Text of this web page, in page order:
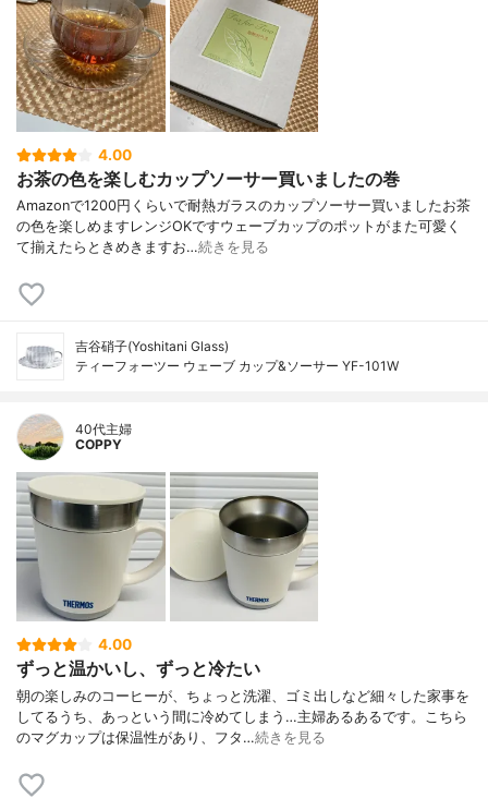
4.00
お茶の色を楽しむカップソーサー買いましたの巻
Amazonで1200円くらいで耐熱ガラスのカップソーサー買いましたお茶
の色を楽しめますレンジOKですウェーブカップのポットがまた可愛く
て揃えたらときめきますお…続きを見る
吉谷硝子(Yoshitani Glass)
ティーフォーツー ウェーブ カップ&ソーサー YF-101W
40代主婦
COPPY
4.00
ずっと温かいし、ずっと冷たい
朝の楽しみのコーヒーが、ちょっと洗濯、ゴミ出しなど細々した家事を
してるうち、あっという間に冷めてしまう…主婦あるあるです。こちら
のマグカップは保温性があり、フタ…続きを見る